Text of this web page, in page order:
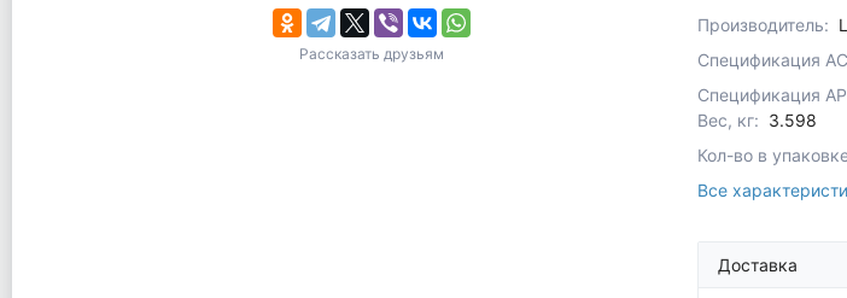
Рассказать друзьям
Производитель:
Спецификация
Спецификация
Вес, кг: 3.598
Кол-во в
Все
Доставка